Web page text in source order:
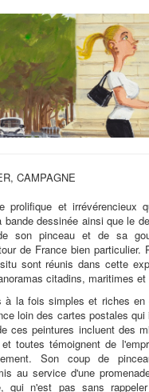
CAMPAGNE
prolifique et irrévérencieux
bande dessinée ainsi que le
son pinceau et de sa
de France bien particulier.
sont réunis dans cette
citadins, maritimes et
à la fois simples et riches en
loin des cartes postales
ces peintures incluent des
toutes témoignent de
Son coup de
au service d'une
qui n'est pas sans